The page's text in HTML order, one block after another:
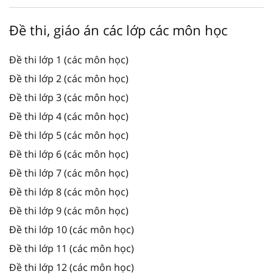
Đề thi, giáo án các lớp các môn học
Đề thi lớp 1 (các môn học)
Đề thi lớp 2 (các môn học)
Đề thi lớp 3 (các môn học)
Đề thi lớp 4 (các môn học)
Đề thi lớp 5 (các môn học)
Đề thi lớp 6 (các môn học)
Đề thi lớp 7 (các môn học)
Đề thi lớp 8 (các môn học)
Đề thi lớp 9 (các môn học)
Đề thi lớp 10 (các môn học)
Đề thi lớp 11 (các môn học)
Đề thi lớp 12 (các môn học)